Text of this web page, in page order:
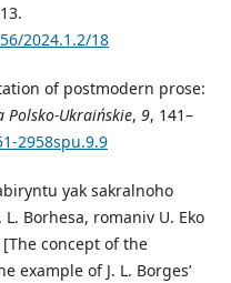
2024.1.2/18
of postmodern prose:
Polsko-Ukraińskie, 9, 141–
2958spu.9.9
yak sakralnoho
Borhesa, romaniv U. Eko
[The concept of the
example of J. L. Borges’